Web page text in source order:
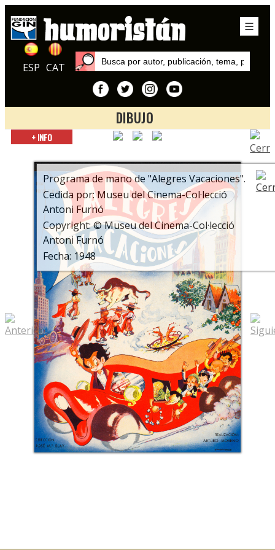
ESP CAT
DIBUJO
Inicio
Garbancito de la Mancha. 70 años del primer largometraje
europeo de animación en color
+ INFO
Programa de mano de "Alegres Vacaciones".
Cedida por: Museu del Cinema-Col·lecció
Antoni Furnó
Copyright: © Museu del Cinema-Col·lecció
Antoni Furnó
Fecha: 1948